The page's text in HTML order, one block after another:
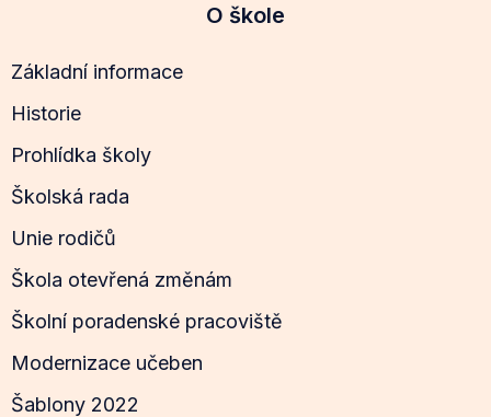
O škole
Základní informace
Historie
Prohlídka školy
Školská rada
Unie rodičů
Škola otevřená změnám
Školní poradenské pracoviště
Modernizace učeben
Šablony 2022